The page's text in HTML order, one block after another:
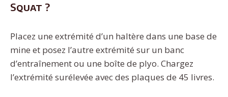
Squat ?
Placez une extrémité d’un haltère dans une base de
mine et posez l’autre extrémité sur un banc
d’entraînement ou une boîte de plyo. Chargez
l’extrémité surélevée avec des plaques de 45 livres.